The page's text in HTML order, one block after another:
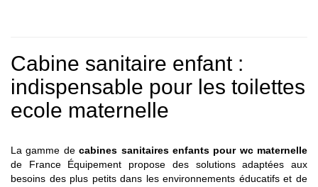
Cabine sanitaire enfant :
indispensable pour les toilettes
ecole maternelle
La gamme decabines sanitaires enfants pour wc maternelle
de France Équipement propose des solutions adaptées aux
besoins des plus petits dans les environnements éducatifs et de